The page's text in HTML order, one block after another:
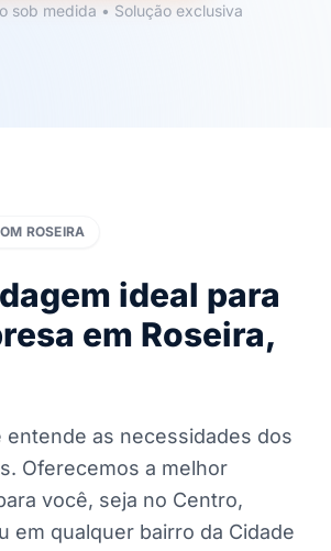
sob medida • Solução exclusiva
ROSEIRA
ideal para
em Roseira,
entende as necessidades dos
Oferecemos a melhor
você, seja no Centro,
em qualquer bairro da Cidade